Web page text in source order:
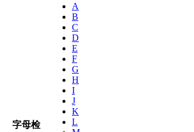
字母检
A
B
C
D
E
F
G
H
I
J
K
L